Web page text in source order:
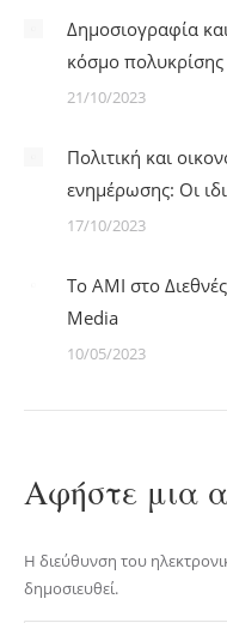
Δημοσιογραφία
κόσμο πολυκρίσης
21/10/2023
Πολιτική και
ενημέρωσης: Οι
17/10/2023
Το ΑΜΙ στο
Media
10/05/2023
Αφήστε μια
Η διεύθυνση του
δημοσιευθεί.